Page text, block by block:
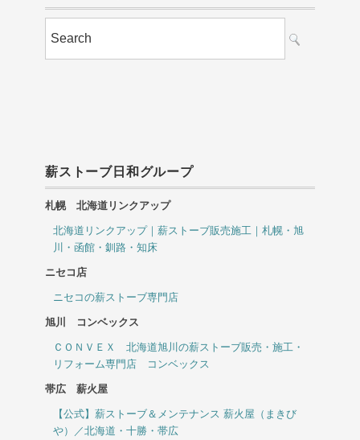
薪ストーブ日和グループ
札幌 北海道リンクアップ
北海道リンクアップ｜薪ストーブ販売施工｜札幌・旭
川・函館・釧路・知床
ニセコ店
ニセコの薪ストーブ専門店
旭川 コンベックス
ＣＯＮＶＥＸ 北海道旭川の薪ストーブ販売・施工・
リフォーム専門店 コンベックス
帯広 薪火屋
【公式】薪ストーブ＆メンテナンス 薪火屋（まきび
や）／北海道・十勝・帯広